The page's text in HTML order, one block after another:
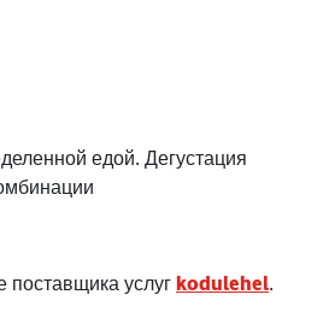
едой. Дегустация
услугkodulehel.